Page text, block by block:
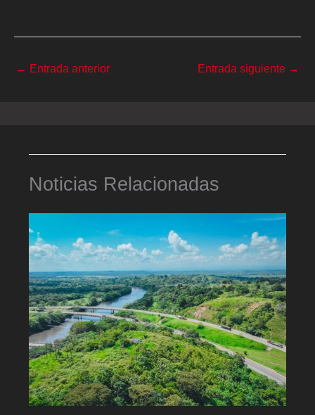
← Entrada anterior Entrada siguiente →
Noticias Relacionadas